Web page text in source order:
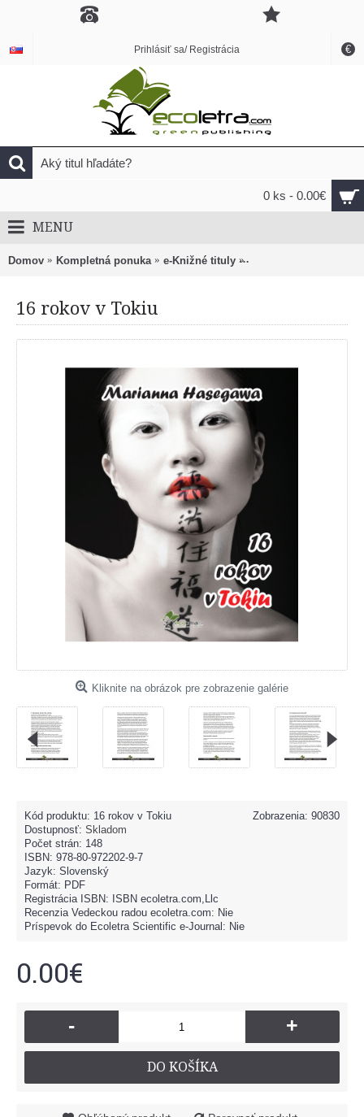
€
Prihlásiť sa/ Registrácia
0 ks - 0.00€
MENU
Domov Kompletná ponuka e-Knižné tituly Biografie a monografie
16 rokov v Tokiu
Kliknite na obrázok pre zobrazenie galérie
Zobrazenia: 90830
Kód produktu: 16 rokov v Tokiu
Dostupnosť: Skladom
Počet strán: 148
ISBN: 978-80-972202-9-7
Jazyk: Slovenský
Formát: PDF
Registrácia ISBN: ISBN ecoletra.com,Llc
Recenzia Vedeckou radou ecoletra.com: Nie
Príspevok do Ecoletra Scientific e-Journal: Nie
0.00€
- +
DO KOŠÍKA